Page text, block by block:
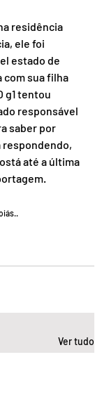
residência
ele foi
estado de
com sua filha
g1 tentou
responsável
saber por
respondendo,
até a última
Ver tudo